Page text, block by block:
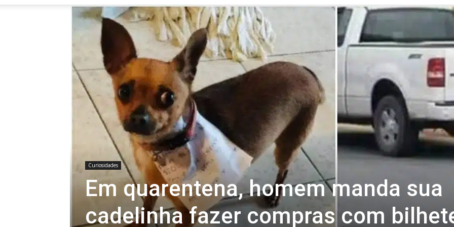
Revista
Curiosidades
Em quarentena, homem manda sua
cadelinha fazer compras com